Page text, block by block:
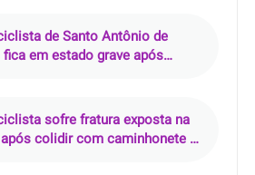
de Santo Antônio de
fica em estado grave após
sofre fratura exposta na
colidir com caminhonete na